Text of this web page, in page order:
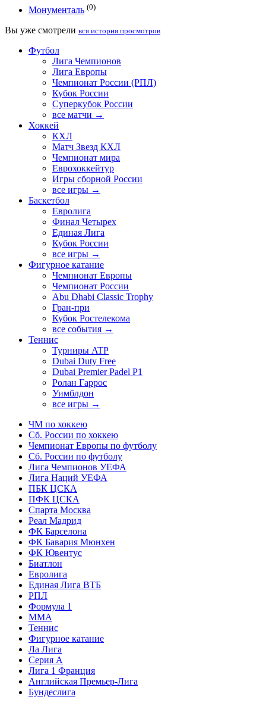
Монументаль (0)
Вы уже смотрели вся история просмотров
Футбол
Лига Чемпионов
Лига Европы
Чемпионат России (РПЛ)
Кубок России
Суперкубок России
все матчи →
Хоккей
КХЛ
Матч Звезд КХЛ
Чемпионат мира
Еврохоккейтур
Игры сборной России
все игры →
Баскетбол
Евролига
Финал Четырех
Единая Лига
Кубок России
все игры →
Фигурное катание
Чемпионат Европы
Чемпионат России
Abu Dhabi Classic Trophy
Гран-при
Кубок Ростелекома
все события →
Теннис
Турниры ATP
Dubai Duty Free
Dubai Premier Padel P1
Ролан Гаррос
Уимблдон
все игры →
ЧМ по хоккею
Сб. России по хоккею
Чемпионат Европы по футболу
Сб. России по футболу
Лига Чемпионов УЕФА
Лига Наций УЕФА
ПБК ЦСКА
ПФК ЦСКА
Спарта Москва
Реал Мадрид
ФК Барселона
ФК Бавария Мюнхен
ФК Ювентус
Биатлон
Евролига
Единая Лига ВТБ
РПЛ
Формула 1
MMA
Теннис
Фигурное катание
Ла Лига
Серия А
Лига 1 Франция
Английская Премьер-Лига
Бундеслига